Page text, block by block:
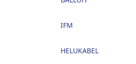
IFM
HELUKABEL